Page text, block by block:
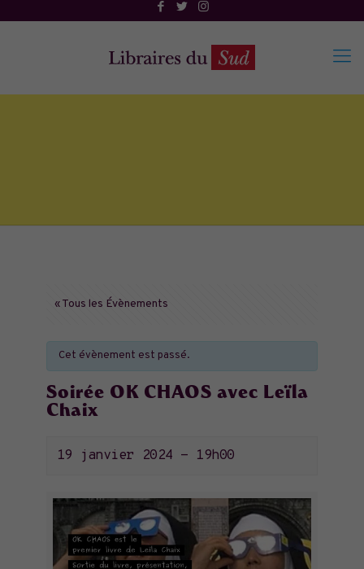
« Tous les Évènements
Cet évènement est passé.
Soirée OK CHAOS avec Leïla
Chaix
19 janvier 2024 - 19h00